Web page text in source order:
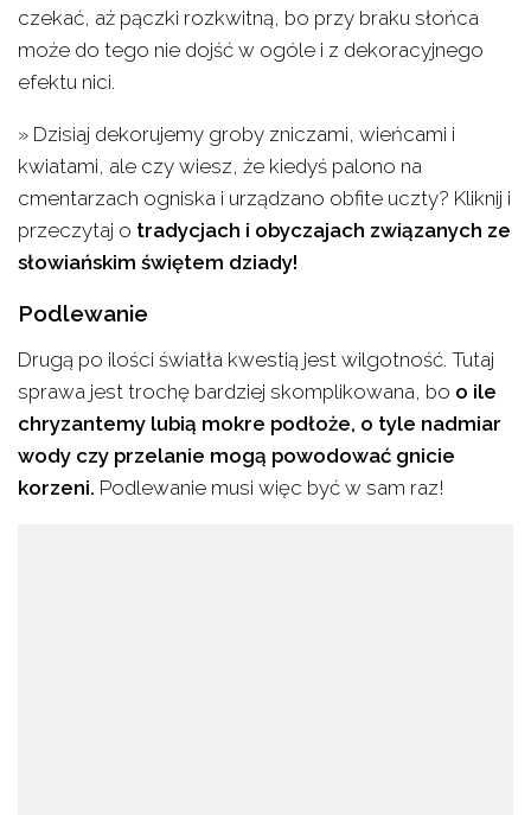
czekać, aż pączki rozkwitną, bo przy braku słońca
może do tego nie dojść w ogóle i z dekoracyjnego
efektu nici.
» Dzisiaj dekorujemy groby zniczami, wieńcami i
kwiatami, ale czy wiesz, że kiedyś palono na
cmentarzach ogniska i urządzano obfite uczty? Kliknij i
przeczytaj o tradycjach i obyczajach związanych ze
słowiańskim świętem dziady!
Podlewanie
Drugą po ilości światła kwestią jest wilgotność. Tutaj
sprawa jest trochę bardziej skomplikowana, bo o ile
chryzantemy lubią mokre podłoże, o tyle nadmiar
wody czy przelanie mogą powodować gnicie
korzeni. Podlewanie musi więc być w sam raz!